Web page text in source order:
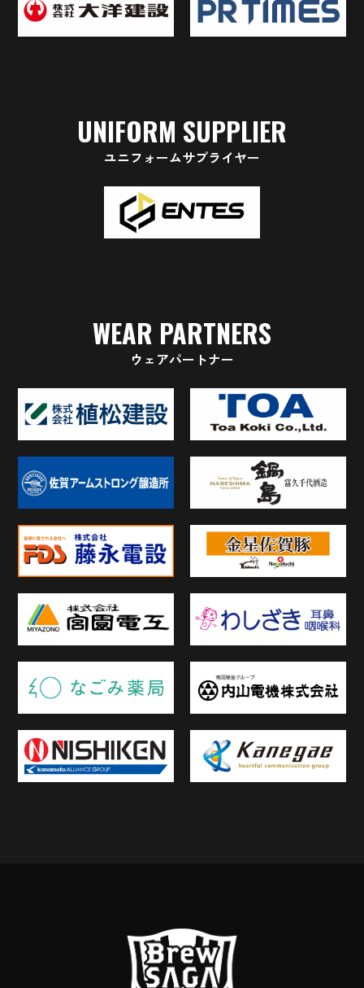
UNIFORM SUPPLIER
ユニフォームサプライヤー
WEAR PARTNERS
ウェアパートナー